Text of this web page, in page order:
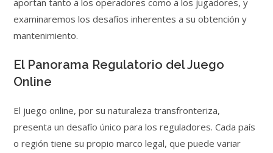
aportan tanto a los operadores como a los jugadores, y
examinaremos los desafíos inherentes a su obtención y
mantenimiento.
El Panorama Regulatorio del Juego
Online
El juego online, por su naturaleza transfronteriza,
presenta un desafío único para los reguladores. Cada país
o región tiene su propio marco legal, que puede variar